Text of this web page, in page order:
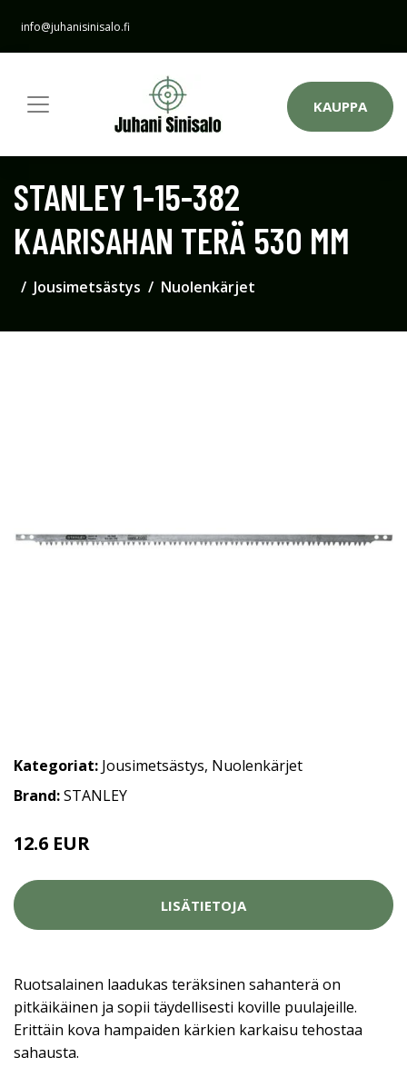
info@juhanisinisalo.fi
KAUPPA
STANLEY 1-15-382
KAARISAHAN TERÄ 530 MM
Jousimetsästys Nuolenkärjet
Kategoriat: Jousimetsästys, Nuolenkärjet
Brand:STANLEY
12.6 EUR
LISÄTIETOJA
Ruotsalainen laadukas teräksinen sahanterä on
pitkäikäinen ja sopii täydellisesti koville puulajeille.
Erittäin kova hampaiden kärkien karkaisu tehostaa
sahausta.